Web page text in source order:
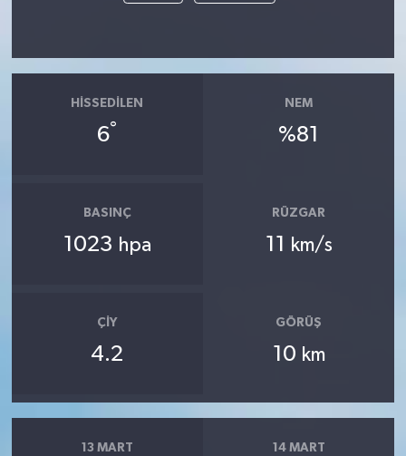
HISSEDILEN
6°
NEM
%81
BASINÇ
1023 hpa
RÜZGAR
11 km/s
ÇIY
4.2
GÖRÜŞ
10 km
13 MART 14 MART